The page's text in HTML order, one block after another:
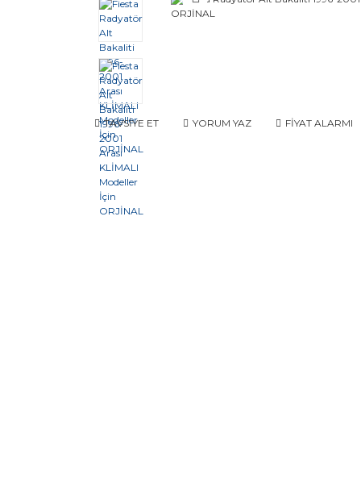
TAVSİYE ET YORUM YAZ FİYAT ALARMI